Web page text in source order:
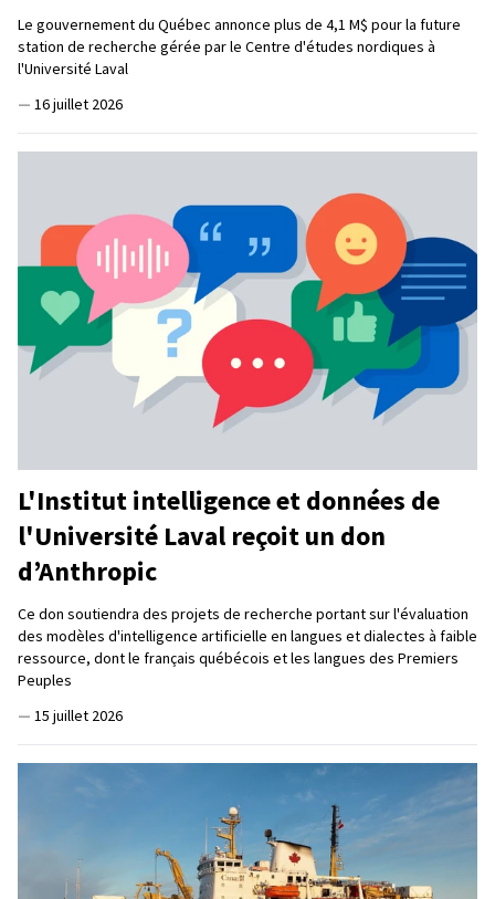
Le gouvernement du Québec annonce plus de 4,1 M$ pour la future
station de recherche gérée par le Centre d'études nordiques à
l'Université Laval
— 16 juillet 2026
L'Institut intelligence et données de
l'Université Laval reçoit un don
d’Anthropic
Ce don soutiendra des projets de recherche portant sur l'évaluation
des modèles d'intelligence artificielle en langues et dialectes à faible
ressource, dont le français québécois et les langues des Premiers
Peuples
— 15 juillet 2026